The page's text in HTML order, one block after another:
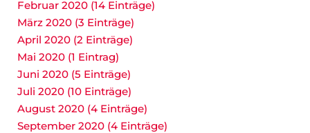
Februar 2020 (14 Einträge)
März 2020 (3 Einträge)
April 2020 (2 Einträge)
Mai 2020 (1 Eintrag)
Juni 2020 (5 Einträge)
Juli 2020 (10 Einträge)
August 2020 (4 Einträge)
September 2020 (4 Einträge)